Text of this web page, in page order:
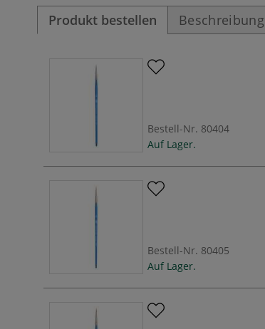
Produkt bestellen Beschreibung
Bestell-Nr. 80404
Auf Lager.
Bestell-Nr. 80405
Auf Lager.